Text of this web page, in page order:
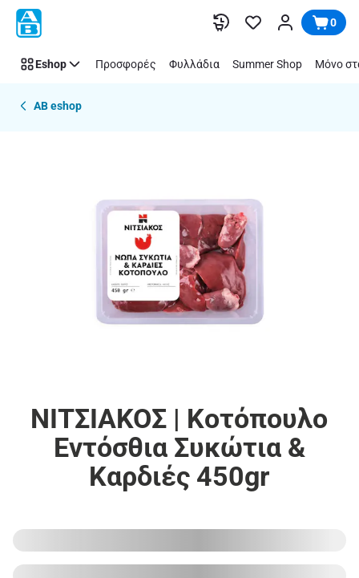
Παράλειψη 0
Eshop Προσφορές Φυλλάδια Summer Shop Μόνο
AB eshop
ΝΙΤΣΙΑΚΟΣ | Κοτόπουλο
Εντόσθια Συκώτια &
Καρδιές 450gr